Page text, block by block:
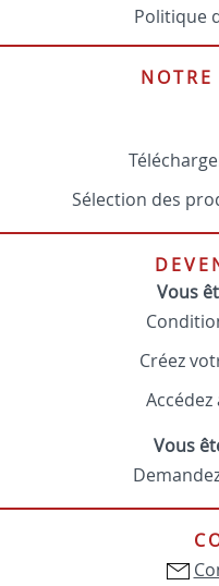
Politique
NOTRE
Sélection des
Vous
Créez
Vous